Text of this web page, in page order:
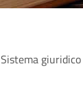
Sistema giuridico